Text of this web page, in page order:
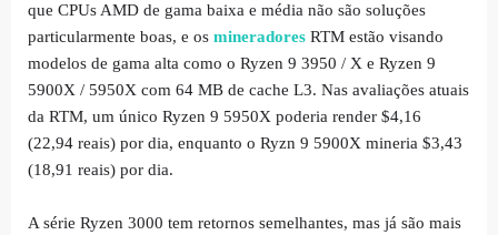
que CPUs AMD de gama baixa e média não são soluções
particularmente boas, e os mineradores RTM estão visando
modelos de gama alta como o Ryzen 9 3950 / X e Ryzen 9
5900X / 5950X com 64 MB de cache L3. Nas avaliações atuais
da RTM, um único Ryzen 9 5950X poderia render $4,16
(22,94 reais) por dia, enquanto o Ryzn 9 5900X mineria $3,43
(18,91 reais) por dia.
A série Ryzen 3000 tem retornos semelhantes, mas já são mais